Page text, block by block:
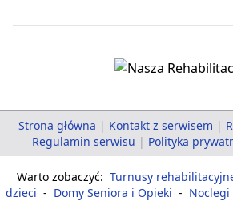
Strona główna | Kontakt z serwisem |
Regulamin serwisu | Polityka
Warto zobaczyć: Turnusy
dzieci - Domy Seniora i Opieki -